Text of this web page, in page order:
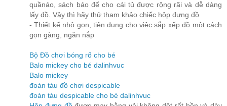
quầnáo, sách báo để cho cái tủ được rộng rãi và dễ dàng
lấy đồ. Vậy thì hãy thử tham khảo chiếc hộp đựng đồ
- Thiết kế nhỏ gọn, tiện dụng cho việc sắp xếp đồ một cách
gọn gàng, ngăn nắp
Bộ Đồ chơi bóng rổ cho bé
Balo mickey cho bé dalinhvuc
Balo mickey
đoàn tàu đồ chơi despicable
đoàn tàu despicable cho bé dalinhvuc